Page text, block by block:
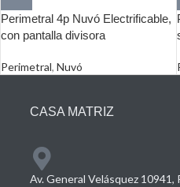
Perimetral 4p Nuvó Electrificable,
con pantalla divisora
Perimetral, Nuvó
CASA MATRIZ
Av. General Velásquez